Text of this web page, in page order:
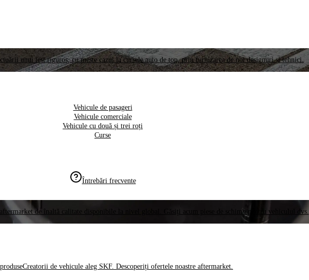
unui test riguros, cu meste cazul la cursele auto de top, prin furnizarea de noi designuri și tehnici.
Vehicule de pasageri
Vehicule comerciale
Vehicule cu două și trei roți
Curse
Întrebări frecvente
de înaltă calitate disponibile la nivel global. Găsiți acum piese de schimb pentru vehiculul dvs.
Creatorii de vehicule aleg SKF. Descoperiți ofertele noastre aftermarket.